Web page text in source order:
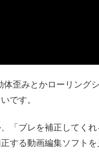
歪みとかローリング
です。
「ブレを補正してく
する動画編集ソフト